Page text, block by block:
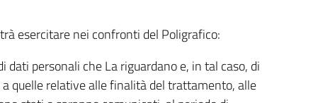
esercitare nei confronti del Poligrafico:
personali che La riguardano e, in tal caso, di
quelle relative alle finalità del trattamento, alle